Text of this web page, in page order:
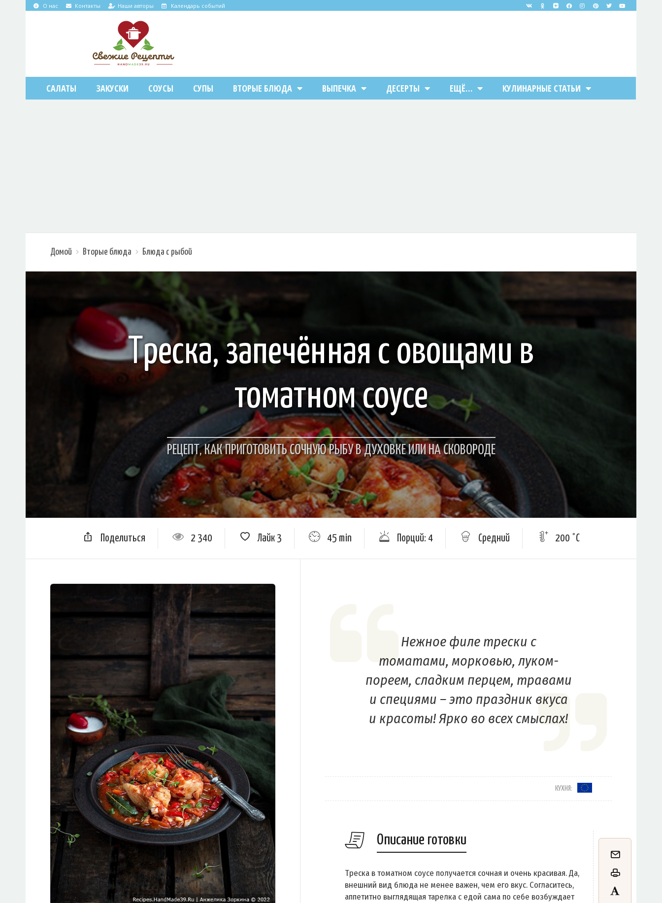
О нас Контакты Наши авторы Календарь событий
САЛАТЫ ЗАКУСКИ СОУСЫ СУПЫ ВТОРЫЕ БЛЮДА ВЫПЕЧКА ДЕСЕРТЫ ЕЩЁ… КУЛИНАРНЫЕ СТАТЬИ
Домой Вторые блюда Блюда с рыбой
Треска, запечённая с овощами в
томатном соусе
РЕЦЕПТ, КАК ПРИГОТОВИТЬ СОЧНУЮ РЫБУ В ДУХОВКЕ ИЛИ НА СКОВОРОДЕ
Поделиться 2 340 Лайк 3 45 min Порций: 4 Средний 200 °C
Нежное филе трески с
томатами, морковью, луком-
пореем, сладким перцем, травами
и специями – это праздник вкуса
и красоты! Ярко во всех смыслах!
КУХНЯ:
Описание готовки
Треска в томатном соусе получается сочная и очень красивая. Да,
внешний вид блюда не менее важен, чем его вкус. Согласитесь,
аппетитно выглядящая тарелка с едой сама по себе возбуждает